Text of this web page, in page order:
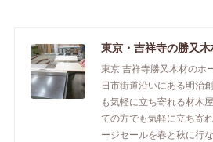
東京 吉祥寺勝又木材のホ
日市街道沿いにある明治
も気軽に立ち寄れる材木
ての方でも気軽に立ち寄
ージセールを春と秋に行